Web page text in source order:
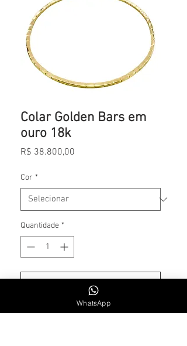
Colar Golden Bars em
ouro 18k
R$ 38.800,00
Cor *
Quantidade *
38cm
WhatsApp